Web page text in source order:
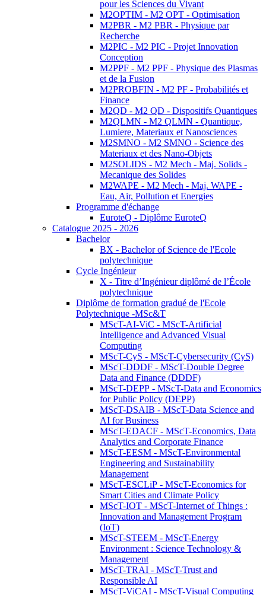
pour les Sciences du Vivant
M2OPTIM - M2 OPT - Optimisation
M2PBR - M2 PBR - Physique par
Recherche
M2PIC - M2 PIC - Projet Innovation
Conception
M2PPF - M2 PPF - Physique des Plasmas
et de la Fusion
M2PROBFIN - M2 PF - Probabilités et
Finance
M2QD - M2 QD - Dispositifs Quantiques
M2QLMN - M2 QLMN - Quantique,
Lumiere, Materiaux et Nanosciences
M2SMNO - M2 SMNO - Science des
Materiaux et des Nano-Objets
M2SOLIDS - M2 Mech - Maj. Solids -
Mecanique des Solides
M2WAPE - M2 Mech - Maj. WAPE -
Eau, Air, Pollution et Energies
Programme d'échange
EuroteQ - Diplôme EuroteQ
Catalogue 2025 - 2026
Bachelor
BX - Bachelor of Science de l'Ecole
polytechnique
Cycle Ingénieur
X - Titre d’Ingénieur diplômé de l’École
polytechnique
Diplôme de formation gradué de l'Ecole
Polytechnique -MSc&T
MScT-AI-ViC - MScT-Artificial
Intelligence and Advanced Visual
Computing
MScT-CyS - MScT-Cybersecurity (CyS)
MScT-DDDF - MScT-Double Degree
Data and Finance (DDDF)
MScT-DEPP - MScT-Data and Economics
for Public Policy (DEPP)
MScT-DSAIB - MScT-Data Science and
AI for Business
MScT-EDACF - MScT-Economics, Data
Analytics and Corporate Finance
MScT-EESM - MScT-Environmental
Engineering and Sustainability
Management
MScT-ESCLiP - MScT-Economics for
Smart Cities and Climate Policy
MScT-IOT - MScT-Internet of Things :
Innovation and Management Program
(IoT)
MScT-STEEM - MScT-Energy
Environment : Science Technology &
Management
MScT-TRAI - MScT-Trust and
Responsible AI
MScT-ViCAI - MScT-Visual Computing